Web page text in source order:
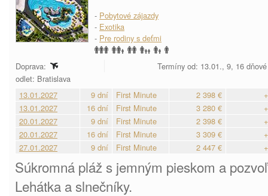
- Pobytové zájazdy
- Exotika
- Pre rodiny s deťmi
Doprava:
Termíny od: 13.01., 9, 16 dňové
odlet: Bratislava
13.01.2027
9 dní First Minute 2 398 €
13.01.2027
16 dní First Minute 3 280 €
20.01.2027
9 dní First Minute 2 398 €
20.01.2027
16 dní First Minute 3 309 €
27.01.2027
9 dní First Minute 2 447 €
Súkromná pláž s jemným pieskom a
Lehátka a slnečníky.